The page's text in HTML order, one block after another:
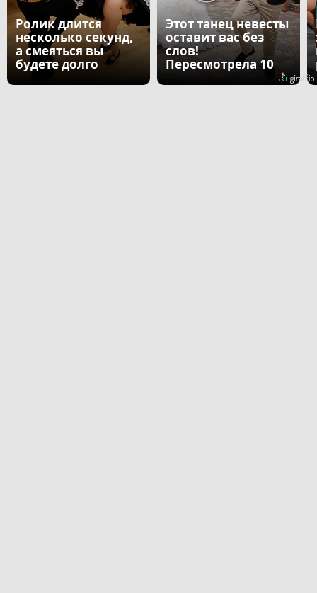
Ролик длится
несколько секунд,
а смеяться вы
будете долго
Этот танец невесты
оставит вас без
слов!
Пересмотрела 10